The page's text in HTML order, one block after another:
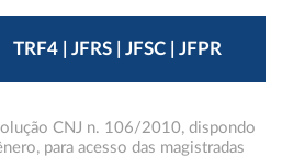
TRF4 | JFRS | JFSC | JFPR
CNJ n. 106/2010, dispondo
para acesso das magistradas